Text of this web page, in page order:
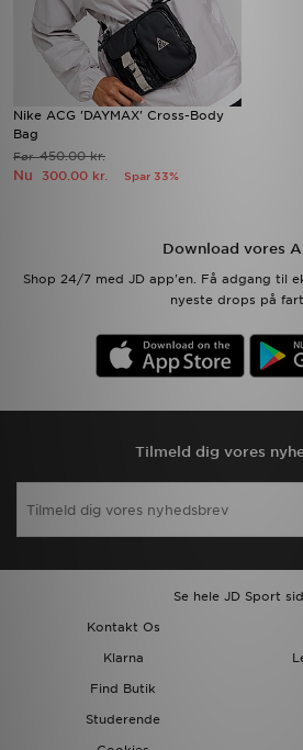
Nike ACG 'DAYMAX' Cross-Body
Bag
Før450.00 kr.
Nu 300.00 kr. Spar 33%
Download vores
Shop 24/7 med JD app'en. Få adgang til
nyeste drops på
Tilmeld dig vores
Se hele JD Sport
Kontakt Os
Klarna
Find Butik
Studerende